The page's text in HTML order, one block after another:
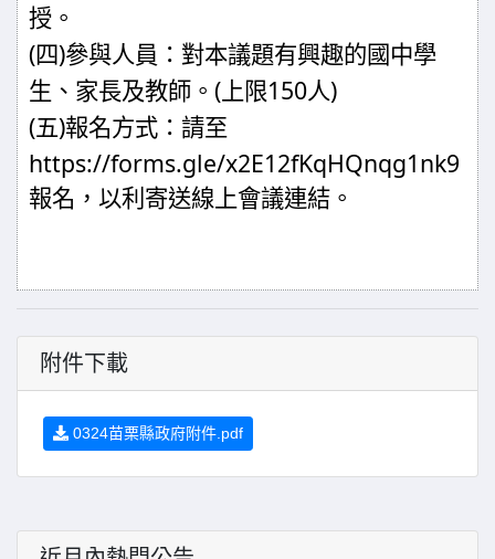
授。
(四)參與人員：對本議題有興趣的國中學
生、家長及教師。 ( 上限150人)
(五)報名方式：請至
https://forms.gle/x2E12fKqHQnqg1nk9
報名，以利寄送線上會議連結。
附件下載
0324苗栗縣政府附件.pdf